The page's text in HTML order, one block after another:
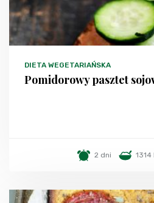
DIETA WEGETARIAŃSKA
Pomidorowy pasztet
2 dni 1314